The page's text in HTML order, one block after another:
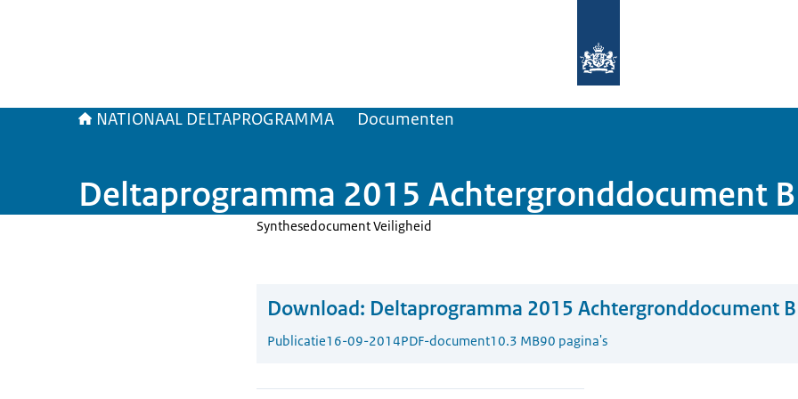
NATIONAAL DELTAPROGRAMMA Documenten
Deltaprogramma 2015 Achtergronddocument
Synthesedocument Veiligheid
Download: Deltaprogramma 2015 Achtergronddocument
Publicatie16-09-2014PDF-document10.3 MB90 pagina's